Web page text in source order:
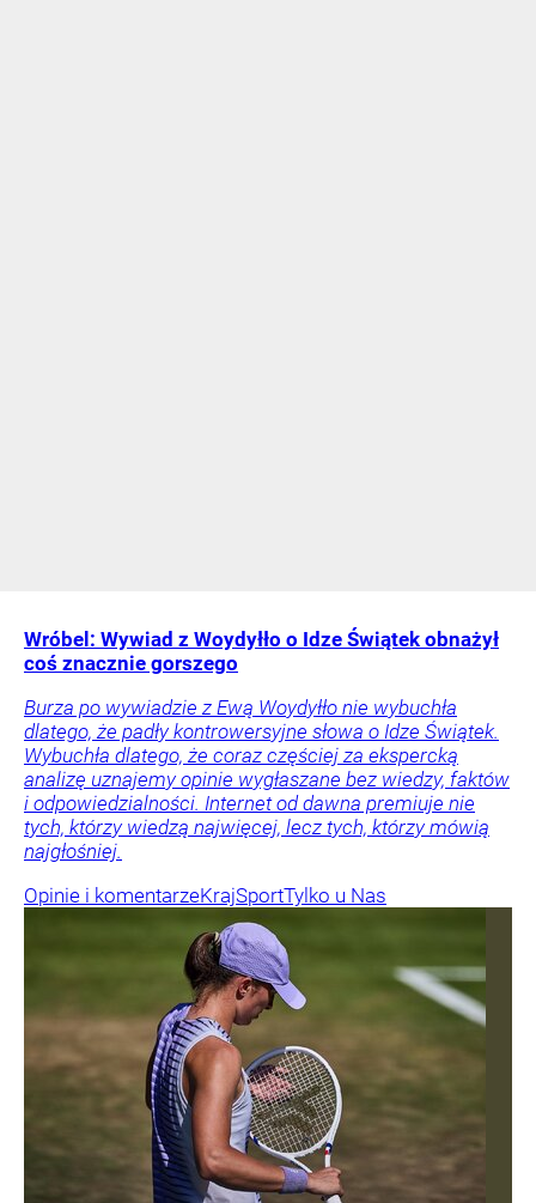
Wróbel: Wywiad z Woydyłło o Idze Świątek obnażył
coś znacznie gorszego
Burza po wywiadzie z Ewą Woydyłło nie wybuchła
dlatego, że padły kontrowersyjne słowa o Idze Świątek.
Wybuchła dlatego, że coraz częściej za ekspercką
analizę uznajemy opinie wygłaszane bez wiedzy, faktów
i odpowiedzialności. Internet od dawna premiuje nie
tych, którzy wiedzą najwięcej, lecz tych, którzy mówią
najgłośniej.
Opinie i komentarzeKrajSportTylko u Nas